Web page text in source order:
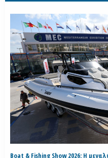
Boat & Fishing Show 2026: Η